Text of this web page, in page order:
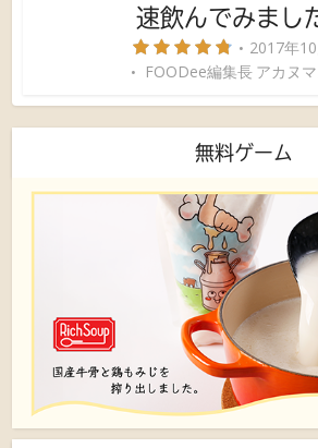
速飲んでみまし
2017年
FOODee編集長 アカヌ
無料ゲーム